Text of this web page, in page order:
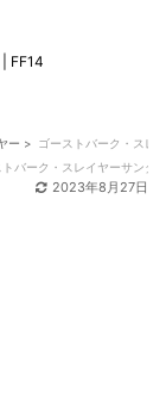
FF14
ー > ゴーストバーク・スレ
トバーク・スレイヤーサンダ
2023年8月27日